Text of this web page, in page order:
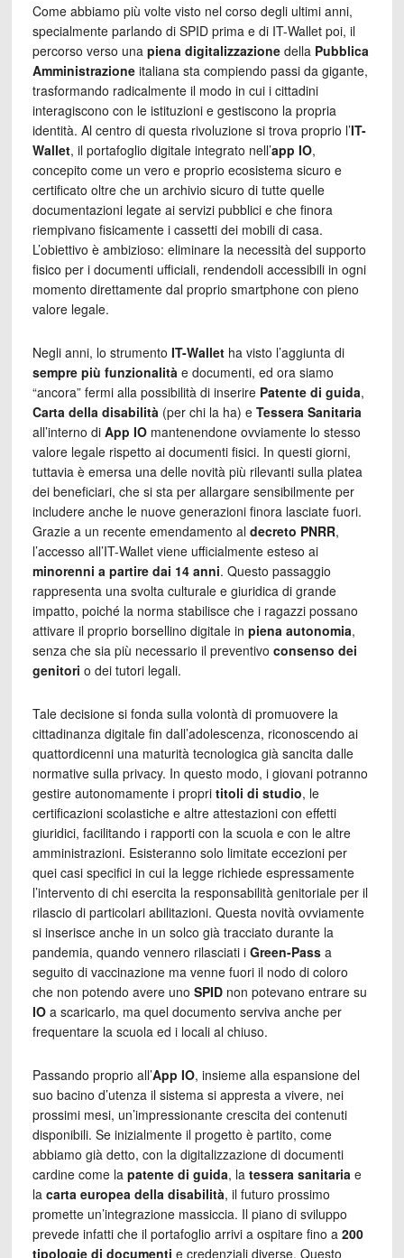
Come abbiamo più volte visto nel corso degli ultimi anni,
specialmente parlando di SPID prima e di IT-Wallet poi, il
percorso verso una piena digitalizzazionedella Pubblica
Amministrazioneitaliana sta compiendo passi da gigante,
trasformando radicalmente il modo in cui i cittadini
interagiscono con le istituzioni e gestiscono la propria
identità. Al centro di questa rivoluzione si trova proprio l’IT-
Wallet, il portafoglio digitale integrato nell’app IO,
concepito come un vero e proprio ecosistema sicuro e
certificato oltre che un archivio sicuro di tutte quelle
documentazioni legate ai servizi pubblici e che finora
riempivano fisicamente i cassetti dei mobili di casa.
L’obiettivo è ambizioso: eliminare la necessità del supporto
fisico per i documenti ufficiali, rendendoli accessibili in ogni
momento direttamente dal proprio smartphone con pieno
valore legale.
Negli anni, lo strumento IT-Walletha visto l’aggiunta di
sempre più funzionalità e documenti, ed ora siamo
“ancora” fermi alla possibilità di inserire Patente di guida,
Carta della disabilità (per chi la ha) e Tessera Sanitaria
all’interno di App IOmantenendone ovviamente lo stesso
valore legale rispetto ai documenti fisici. In questi giorni,
tuttavia è emersa una delle novità più rilevanti sulla platea
dei beneficiari, che si sta per allargare sensibilmente per
includere anche le nuove generazioni finora lasciate fuori.
Grazie a un recente emendamento al decreto PNRR,
l’accesso all’IT-Wallet viene ufficialmente esteso ai
minorenni a partire dai 14 anni. Questo passaggio
rappresenta una svolta culturale e giuridica di grande
impatto, poiché la norma stabilisce che i ragazzi possano
attivare il proprio borsellino digitale in piena autonomia,
senza che sia più necessario il preventivo consenso dei
genitori o dei tutori legali.
Tale decisione si fonda sulla volontà di promuovere la
cittadinanza digitale fin dall’adolescenza, riconoscendo ai
quattordicenni una maturità tecnologica già sancita dalle
normative sulla privacy. In questo modo, i giovani potranno
gestire autonomamente i propri titoli di studio, le
certificazioni scolastiche e altre attestazioni con effetti
giuridici, facilitando i rapporti con la scuola e con le altre
amministrazioni. Esisteranno solo limitate eccezioni per
quei casi specifici in cui la legge richiede espressamente
l’intervento di chi esercita la responsabilità genitoriale per il
rilascio di particolari abilitazioni. Questa novità ovviamente
si inserisce anche in un solco già tracciato durante la
pandemia, quando vennero rilasciati i Green-Passa
seguito di vaccinazione ma venne fuori il nodo di coloro
che non potendo avere uno SPIDnon potevano entrare su
IOa scaricarlo, ma quel documento serviva anche per
frequentare la scuola ed i locali al chiuso.
Passando proprio all’App IO, insieme alla espansione del
suo bacino d’utenza il sistema si appresta a vivere, nei
prossimi mesi, un’impressionante crescita dei contenuti
disponibili. Se inizialmente il progetto è partito, come
abbiamo già detto, con la digitalizzazione di documenti
cardine come la patente di guida, la tessera sanitaria e
la carta europea della disabilità, il futuro prossimo
promette un’integrazione massiccia. Il piano di sviluppo
prevede infatti che il portafoglio arrivi a ospitare fino a 200
tipologie di documenti e credenziali diverse. Questo